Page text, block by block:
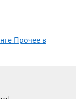
Прочее в